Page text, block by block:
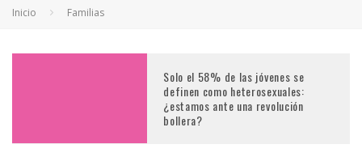
Inicio Familias
Solo el 58% de las jóvenes se
definen como heterosexuales:
¿estamos ante una revolución
bollera?